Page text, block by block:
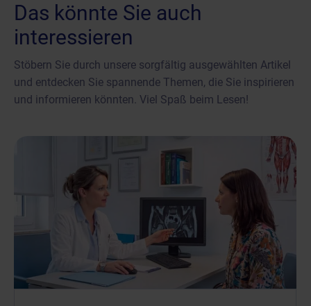
Das könnte Sie auch
interessieren
Stöbern Sie durch unsere sorgfältig ausgewählten Artikel
und entdecken Sie spannende Themen, die Sie inspirieren
und informieren könnten. Viel Spaß beim Lesen!